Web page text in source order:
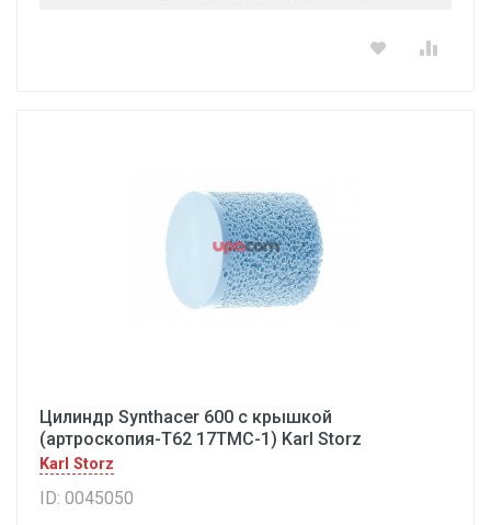
Цилиндр Synthacer 600 с крышкой
(артроскопия-Т62 17ТМС-1) Karl Storz
Karl Storz
ID: 0045050